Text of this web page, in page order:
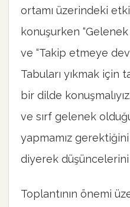
ortamı üzerindeki
konuşurken
ve “Takip etmeye
Tabuları yıkmak için
bir dilde
ve sırf gelenek
yapmamız gerektiğini
diyerek
Toplantının önemi